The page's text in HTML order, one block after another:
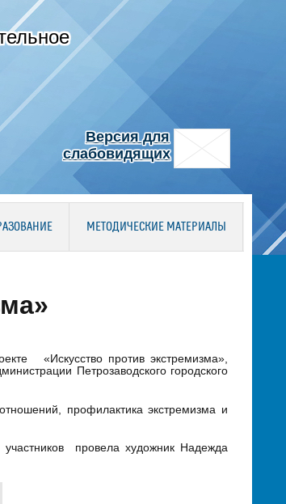
Версия для
слабовидящих
МЕТОДИЧЕСКИЕ МАТЕРИАЛЫ
«Искусство против экстремизма»,
Петрозаводского городского
профилактика экстремизма и
провела художник Надежда